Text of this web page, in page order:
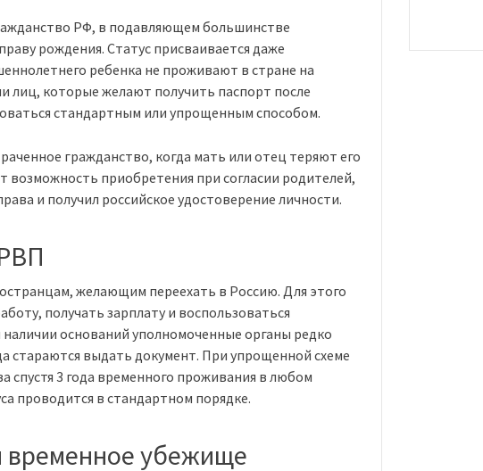
РФ, в подавляющем большинстве
рождения. Статус присваивается даже
ребенка не проживают в стране на
лиц, которые желают получить паспорт после
стандартным или упрощенным способом.
гражданство, когда мать или отец теряют его
возможность приобретения при согласии родителей,
и получил российское удостоверение личности.
желающим переехать в Россию. Для этого
получать зарплату и воспользоваться
оснований уполномоченные органы редко
стараются выдать документ. При упрощенной схеме
спустя 3 года временного проживания в любом
проводится в стандартном порядке.
временное убежище